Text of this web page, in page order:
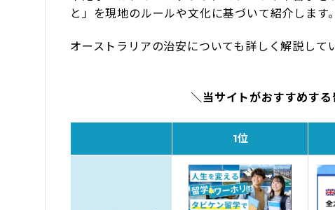
と」を現地のルールや文化に基づいて紹介します。
オーストラリアの治安についても詳しく解説して
＼当サイトがおすすめす
1位